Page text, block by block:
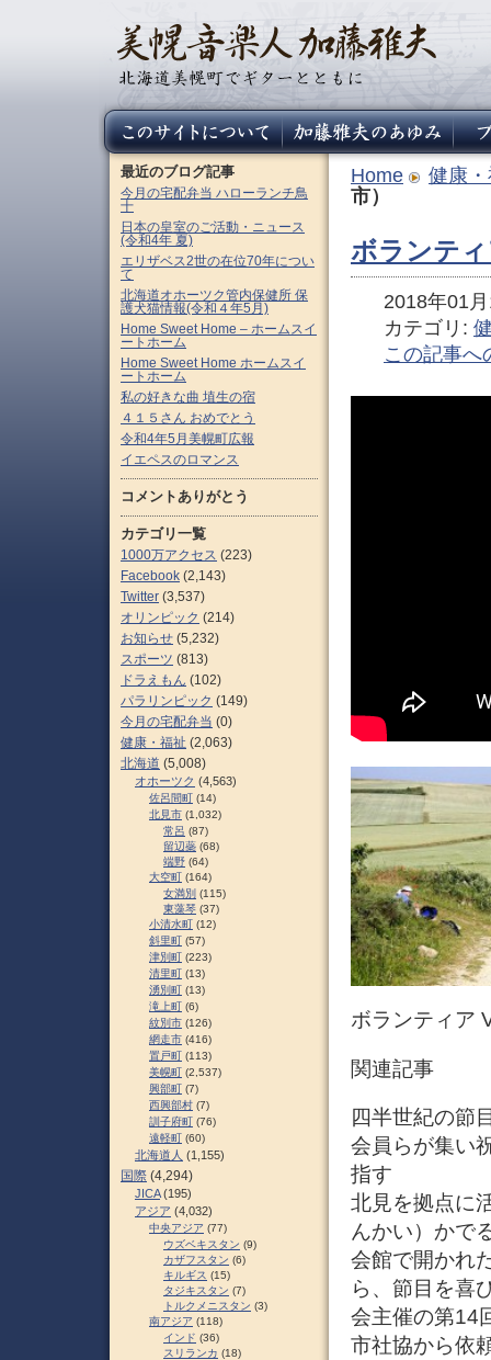
Home
健康
市）
ボランテ
2018年01
カテゴリ:
この記事へ
ボランティア
関連記事
四半世紀の節
会員らが集い
指す
北見を拠点に
んかい）かで
会館で開かれ
ら、節目を喜
会主催の第14
市社協から依
最近のブログ記事
今月の宅配弁当 ハローランチ鳥
十
日本の皇室のご活動・ニュース
(令和4年 夏)
エリザベス2世の在位70年につい
て
北海道オホーツク管内保健所 保
護犬猫情報(令和４年5月)
Home Sweet Home – ホームスイ
ートホーム
Home Sweet Home ホームスイ
ートホーム
私の好きな曲 埴生の宿
４１５さん おめでとう
令和4年5月美幌町広報
イエペスのロマンス
コメントありがとう
カテゴリ一覧
1000万アクセス (223)
Facebook (2,143)
Twitter (3,537)
オリンピック (214)
お知らせ (5,232)
スポーツ (813)
ドラえもん (102)
パラリンピック (149)
今月の宅配弁当 (0)
健康・福祉 (2,063)
北海道 (5,008)
オホーツク (4,563)
佐呂間町 (14)
北見市 (1,032)
常呂 (87)
留辺蘂 (68)
端野 (64)
大空町 (164)
女満別 (115)
東藻琴 (37)
小清水町 (12)
斜里町 (57)
津別町 (223)
清里町 (13)
湧別町 (13)
滝上町 (6)
紋別市 (126)
網走市 (416)
置戸町 (113)
美幌町 (2,537)
興部町 (7)
西興部村 (7)
訓子府町 (76)
遠軽町 (60)
北海道人 (1,155)
国際 (4,294)
JICA(195)
アジア (4,032)
中央アジア (77)
ウズベキスタン (9)
カザフスタン (6)
キルギス (15)
タジキスタン (7)
トルクメニスタン (3)
南アジア (118)
インド (36)
スリランカ (18)